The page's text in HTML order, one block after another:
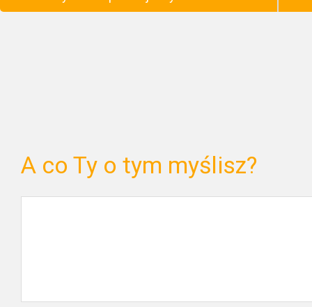
A co Ty o tym myślisz?